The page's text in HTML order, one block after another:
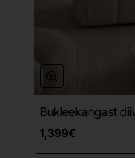
Bukleekangast
1,399€